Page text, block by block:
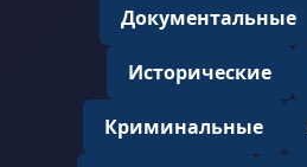
Документальные
Исторические
Криминальные